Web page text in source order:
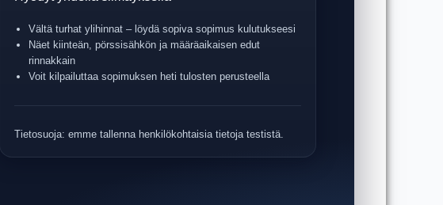
Vältä turhat ylihinnat – löydä sopiva sopimus kulutukseesi
Näet kiinteän, pörssisähkön ja määräaikaisen edut
rinnakkain
Voit kilpailuttaa sopimuksen heti tulosten perusteella
Tietosuoja: emme tallenna henkilökohtaisia tietoja testistä.